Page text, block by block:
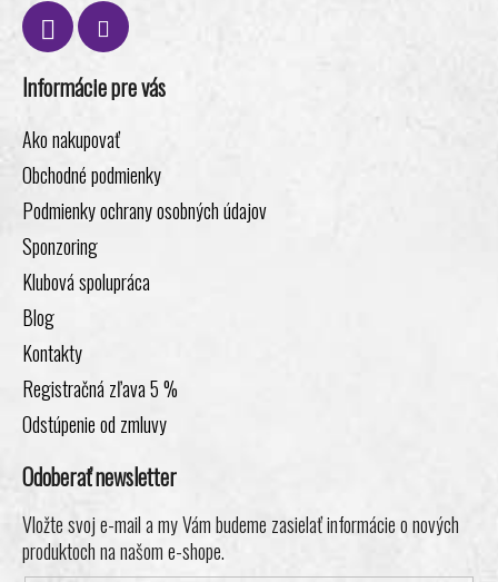
Informácie pre vás
Ako nakupovať
Obchodné podmienky
Podmienky ochrany osobných údajov
Sponzoring
Klubová spolupráca
Blog
Kontakty
Registračná zľava 5 %
Odstúpenie od zmluvy
Odoberať newsletter
Vložte svoj e-mail a my Vám budeme zasielať informácie o nových
produktoch na našom e-shope.